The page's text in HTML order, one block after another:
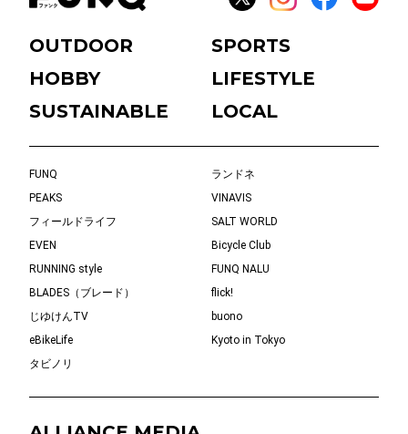
OUTDOOR
SPORTS
HOBBY
LIFESTYLE
SUSTAINABLE
LOCAL
FUNQ
ランドネ
PEAKS
VINAVIS
フィールドライフ
SALT WORLD
EVEN
Bicycle Club
RUNNING style
FUNQ NALU
BLADES（ブレード）
flick!
じゆけんTV
buono
eBikeLife
Kyoto in Tokyo
タビノリ